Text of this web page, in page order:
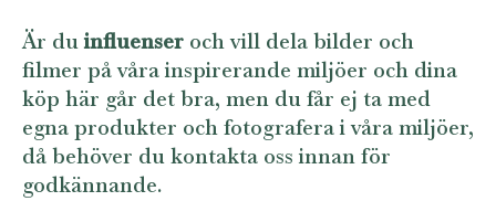
Är duinfluenser och vill dela bilder och
filmer på våra inspirerande miljöer och dina
köp här går det bra, men du får ej ta med
egna produkter och fotografera i våra miljöer,
då behöver du kontakta oss innan för
godkännande.